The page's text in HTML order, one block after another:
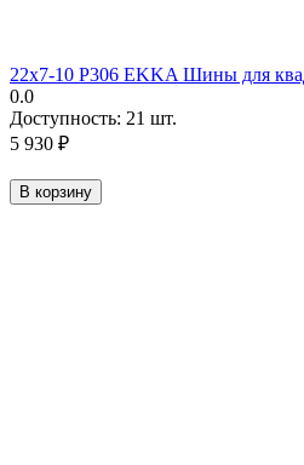
22х7-10 P306 EKKA Шины для
0.0
Доступность: 21 шт.
5 930 ₽
В корзину